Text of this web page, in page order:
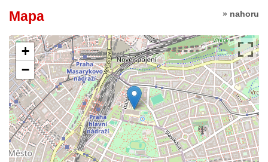
» nahoru
Mapa
+
−